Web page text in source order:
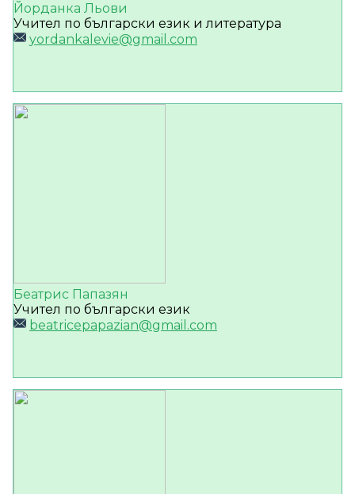
Йорданка Льови
Учител по български език и литература
yordankalevie@gmail.com
Беатрис Папазян
Учител по български език
beatricepapazian@gmail.com